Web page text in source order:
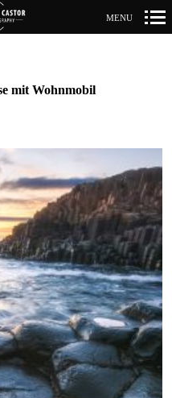
MENU
mit Wohnmobil